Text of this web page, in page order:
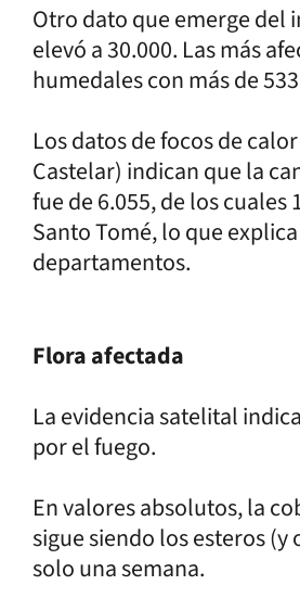
Otro dato que emerge del
elevó a 30.000. Las más
humedales con más de
Los datos de focos de
Castelar) indican que la
fue de 6.055, de los
Santo Tomé, lo que
departamentos.
Flora afectada
La evidencia satelital
por el fuego.
En valores absolutos, la
sigue siendo los esteros
solo una semana.